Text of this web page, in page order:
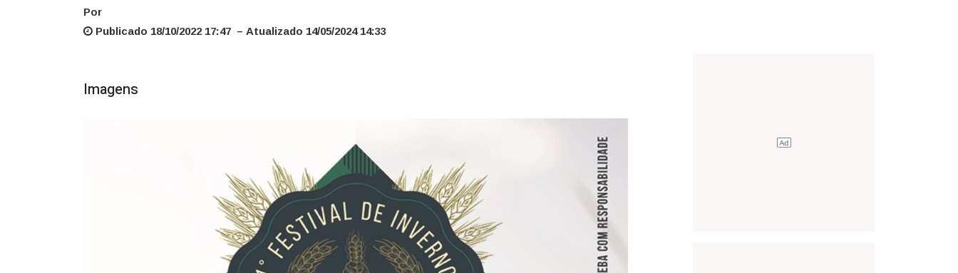
Por
Publicado 18/10/2022 17:47 – Atualizado 14/05/2024 14:33
Imagens